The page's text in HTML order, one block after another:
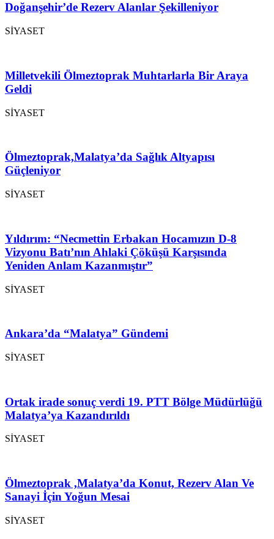
Doğanşehir’de Rezerv Alanlar Şekilleniyor
SİYASET
Milletvekili Ölmeztoprak Muhtarlarla Bir Araya
Geldi
SİYASET
Ölmeztoprak,Malatya’da Sağlık Altyapısı
Güçleniyor
SİYASET
Yıldırım: “Necmettin Erbakan Hocamızın D-8
Vizyonu Batı’nın Ahlaki Çöküşü Karşısında
Yeniden Anlam Kazanmıştır”
SİYASET
Ankara’da “Malatya” Gündemi
SİYASET
Ortak irade sonuç verdi 19. PTT Bölge Müdürlüğü
Malatya’ya Kazandırıldı
SİYASET
Ölmeztoprak ,Malatya’da Konut, Rezerv Alan Ve
Sanayi İçin Yoğun Mesai
SİYASET